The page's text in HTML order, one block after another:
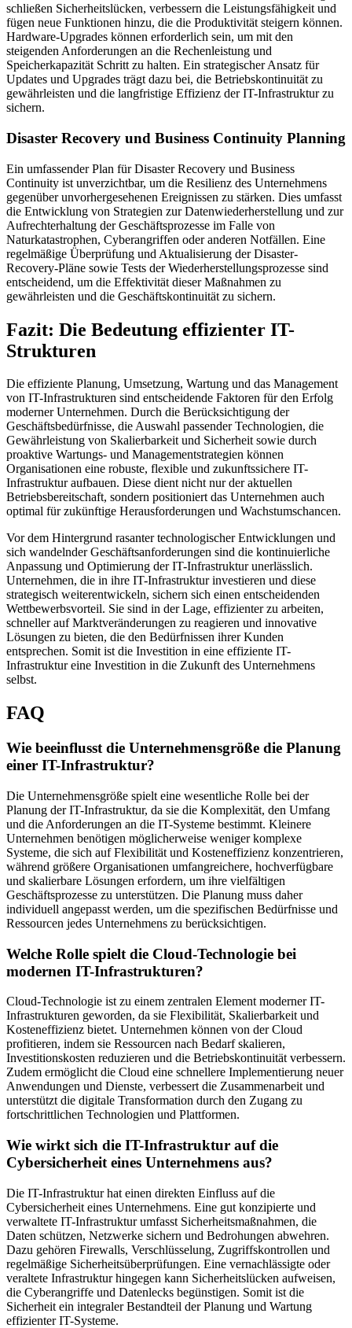
schließen Sicherheitslücken, verbessern die Leistungsfähigkeit und
fügen neue Funktionen hinzu, die die Produktivität steigern können.
Hardware-Upgrades können erforderlich sein, um mit den
steigenden Anforderungen an die Rechenleistung und
Speicherkapazität Schritt zu halten. Ein strategischer Ansatz für
Updates und Upgrades trägt dazu bei, die Betriebskontinuität zu
gewährleisten und die langfristige Effizienz der IT-Infrastruktur zu
sichern.
Disaster Recovery und Business Continuity Planning
Ein umfassender Plan für Disaster Recovery und Business
Continuity ist unverzichtbar, um die Resilienz des Unternehmens
gegenüber unvorhergesehenen Ereignissen zu stärken. Dies umfasst
die Entwicklung von Strategien zur Datenwiederherstellung und zur
Aufrechterhaltung der Geschäftsprozesse im Falle von
Naturkatastrophen, Cyberangriffen oder anderen Notfällen. Eine
regelmäßige Überprüfung und Aktualisierung der Disaster-
Recovery-Pläne sowie Tests der Wiederherstellungsprozesse sind
entscheidend, um die Effektivität dieser Maßnahmen zu
gewährleisten und die Geschäftskontinuität zu sichern.
Fazit: Die Bedeutung effizienter IT-
Strukturen
Die effiziente Planung, Umsetzung, Wartung und das Management
von IT-Infrastrukturen sind entscheidende Faktoren für den Erfolg
moderner Unternehmen. Durch die Berücksichtigung der
Geschäftsbedürfnisse, die Auswahl passender Technologien, die
Gewährleistung von Skalierbarkeit und Sicherheit sowie durch
proaktive Wartungs- und Managementstrategien können
Organisationen eine robuste, flexible und zukunftssichere IT-
Infrastruktur aufbauen. Diese dient nicht nur der aktuellen
Betriebsbereitschaft, sondern positioniert das Unternehmen auch
optimal für zukünftige Herausforderungen und Wachstumschancen.
Vor dem Hintergrund rasanter technologischer Entwicklungen und
sich wandelnder Geschäftsanforderungen sind die kontinuierliche
Anpassung und Optimierung der IT-Infrastruktur unerlässlich.
Unternehmen, die in ihre IT-Infrastruktur investieren und diese
strategisch weiterentwickeln, sichern sich einen entscheidenden
Wettbewerbsvorteil. Sie sind in der Lage, effizienter zu arbeiten,
schneller auf Marktveränderungen zu reagieren und innovative
Lösungen zu bieten, die den Bedürfnissen ihrer Kunden
entsprechen. Somit ist die Investition in eine effiziente IT-
Infrastruktur eine Investition in die Zukunft des Unternehmens
selbst.
FAQ
Wie beeinflusst die Unternehmensgröße die Planung
einer IT-Infrastruktur?
Die Unternehmensgröße spielt eine wesentliche Rolle bei der
Planung der IT-Infrastruktur, da sie die Komplexität, den Umfang
und die Anforderungen an die IT-Systeme bestimmt. Kleinere
Unternehmen benötigen möglicherweise weniger komplexe
Systeme, die sich auf Flexibilität und Kosteneffizienz konzentrieren,
während größere Organisationen umfangreichere, hochverfügbare
und skalierbare Lösungen erfordern, um ihre vielfältigen
Geschäftsprozesse zu unterstützen. Die Planung muss daher
individuell angepasst werden, um die spezifischen Bedürfnisse und
Ressourcen jedes Unternehmens zu berücksichtigen.
Welche Rolle spielt die Cloud-Technologie bei
modernen IT-Infrastrukturen?
Cloud-Technologie ist zu einem zentralen Element moderner IT-
Infrastrukturen geworden, da sie Flexibilität, Skalierbarkeit und
Kosteneffizienz bietet. Unternehmen können von der Cloud
profitieren, indem sie Ressourcen nach Bedarf skalieren,
Investitionskosten reduzieren und die Betriebskontinuität verbessern.
Zudem ermöglicht die Cloud eine schnellere Implementierung neuer
Anwendungen und Dienste, verbessert die Zusammenarbeit und
unterstützt die digitale Transformation durch den Zugang zu
fortschrittlichen Technologien und Plattformen.
Wie wirkt sich die IT-Infrastruktur auf die
Cybersicherheit eines Unternehmens aus?
Die IT-Infrastruktur hat einen direkten Einfluss auf die
Cybersicherheit eines Unternehmens. Eine gut konzipierte und
verwaltete IT-Infrastruktur umfasst Sicherheitsmaßnahmen, die
Daten schützen, Netzwerke sichern und Bedrohungen abwehren.
Dazu gehören Firewalls, Verschlüsselung, Zugriffskontrollen und
regelmäßige Sicherheitsüberprüfungen. Eine vernachlässigte oder
veraltete Infrastruktur hingegen kann Sicherheitslücken aufweisen,
die Cyberangriffe und Datenlecks begünstigen. Somit ist die
Sicherheit ein integraler Bestandteil der Planung und Wartung
effizienter IT-Systeme.